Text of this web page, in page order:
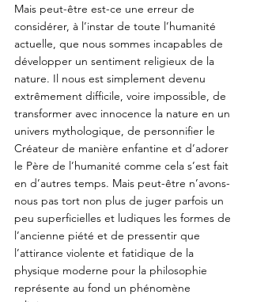
Mais peut-être est-ce une erreur de
considérer, à l’instar de toute l’humanité
actuelle, que nous sommes incapables de
développer un sentiment religieux de la
nature. Il nous est simplement devenu
extrêmement difficile, voire impossible, de
transformer avec innocence la nature en un
univers mythologique, de personnifier le
Créateur de manière enfantine et d’adorer
le Père de l’humanité comme cela s’est fait
en d’autres temps. Mais peut-être n’avons-
nous pas tort non plus de juger parfois un
peu superficielles et ludiques les formes de
l’ancienne piété et de pressentir que
l’attirance violente et fatidique de la
physique moderne pour la philosophie
représente au fond un phénomène